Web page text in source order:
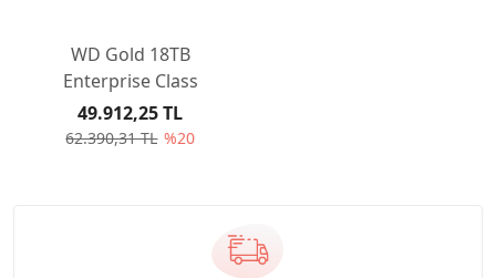
WD Gold 18TB
Enterprise Class
62.390,31 TL %20
49.912,25 TL